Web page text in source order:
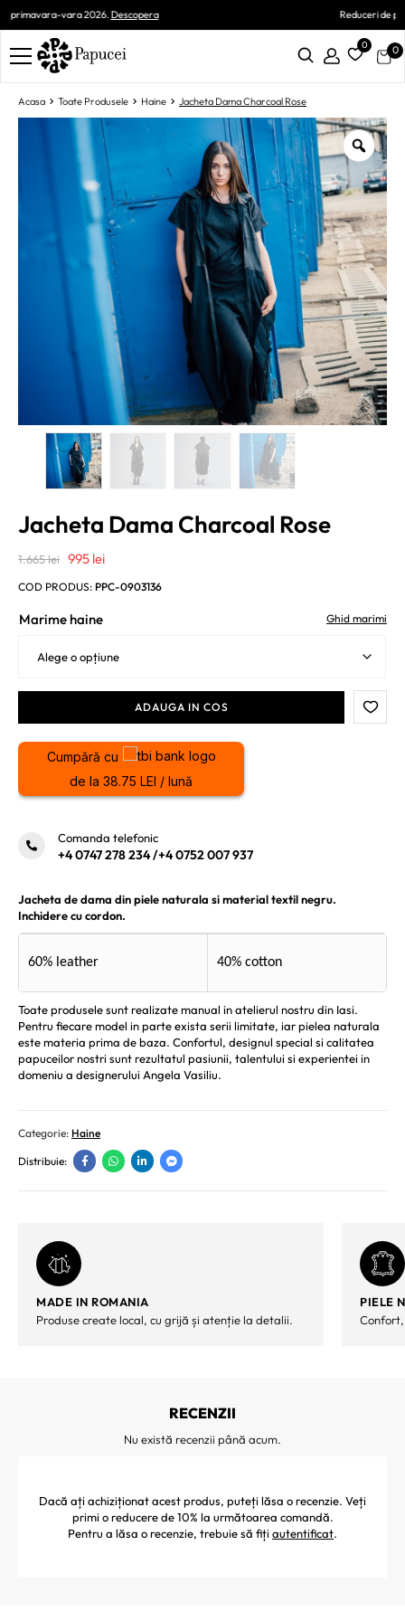
Reduceri de pana la 70%.
0 0
Acasa Toate Produsele Haine Jacheta Dama Charcoal Rose
Jacheta Dama Charcoal Rose
1.665lei Prețul
inițial
fost:
1.665 lei.
995 leiPrețul
curent
COD PRODUS: PPC-0903136
Ghid marimi
Marime haine
ADAUGA IN COS
Cumpără cu
de la 38.75 LEI / lună
Comanda telefonic
+4 0747 278 234/+4 0752 007 937
Jacheta de dama din piele naturala si material textil negru.
Inchidere cu cordon.
60% leather 40% cotton
Toate produsele sunt realizate manual in atelierul nostru din Iasi.
Pentru fiecare model in parte exista serii limitate, iar pielea naturala
este materia prima de baza. Confortul, designul special si calitatea
papuceilor nostri sunt rezultatul pasiunii, talentului si experientei in
domeniu a designerului Angela Vasiliu.
Categorie: Haine
Distribuie:
MADE IN ROMANIA
Produse create local, cu grijă și atenție la detalii.
PIELE
RECENZII
Nu există recenzii până acum.
Dacă ați achiziționat acest produs, puteți lăsa o recenzie. Veți
primi o reducere de 10% la următoarea comandă.
Pentru a lăsa o recenzie, trebuie să fiți autentificat.